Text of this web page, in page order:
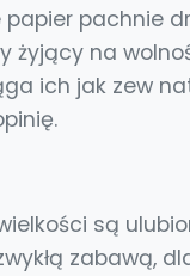
pachnie
żyjący na
ich jak zew
są
zabawą,